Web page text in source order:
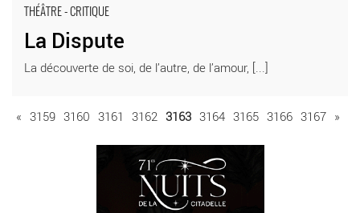
THÉÂTRE - CRITIQUE
La Dispute
La découverte de soi, de l’autre, de l’amour, [...]
« 3159 3160 3161 3162 3163 3164 3165 3166 3167 »